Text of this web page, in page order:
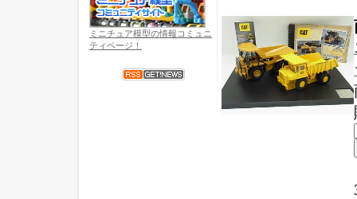
ミニチュア模型の情報コミュニ
ティページ！